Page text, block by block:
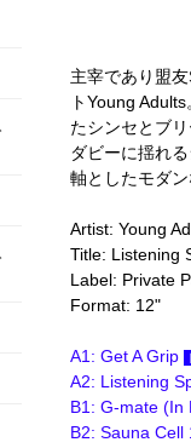
主宰であり盟
トYoung
たシンセとブ
ダビーに揺れ
軸としたモダ
Artist: Young
Title: Listening
Label: Private
Format: 12"
A1: Get A Grip
A2: Listening
B1: G-mate (In
B2: Sauna Cell